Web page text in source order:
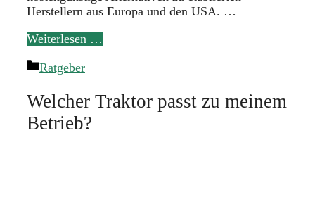
Herstellern aus Europa und den USA. …
Weiterlesen …
Kategorien
Ratgeber
Welcher Traktor passt zu meinem
Betrieb?